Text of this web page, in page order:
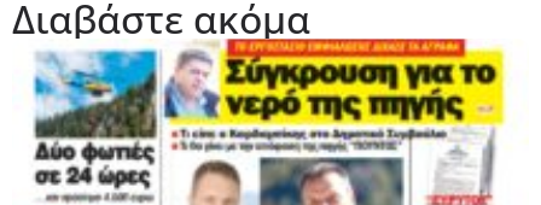
Διαβάστε ακόμα